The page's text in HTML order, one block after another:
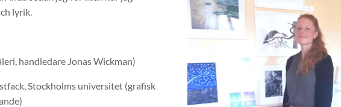
lyrik.
handledare Jonas Wickman)
Stockholms universitet (grafisk